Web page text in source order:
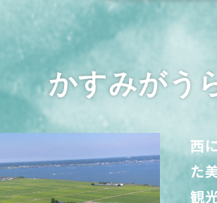
かすみがう
西
た
観